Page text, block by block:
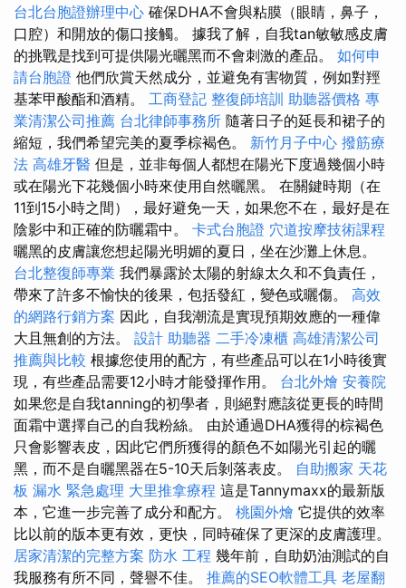
台北台胞證辦理中心 確保DHA不會與粘膜（眼睛，鼻子，
口腔）和開放的傷口接觸。 據我了解，自我tan敏敏感皮膚
的挑戰是找到可提供陽光曬黑而不會刺激的產品。 如何申
請台胞證 他們欣賞天然成分，並避免有害物質，例如對羥
基苯甲酸酯和酒精。 工商登記 整復師培訓 助聽器價格 專
業清潔公司推薦 台北律師事務所 隨著日子的延長和裙子的
縮短，我們希望完美的夏季棕褐色。 新竹月子中心 撥筋療
法 高雄牙醫 但是，並非每個人都想在陽光下度過幾個小時
或在陽光下花幾個小時來使用自然曬黑。 在關鍵時期（在
11到15小時之間），最好避免一天，如果您不在，最好是在
陰影中和正確的防曬霜中。 卡式台胞證 穴道按摩技術課程
曬黑的皮膚讓您想起陽光明媚的夏日，坐在沙灘上休息。
台北整復師專業 我們暴露於太陽的射線太久和不負責任，
帶來了許多不愉快的後果，包括發紅，變色或曬傷。 高效
的網路行銷方案 因此，自我潮流是實現預期效應的一種偉
大且無創的方法。 設計 助聽器 二手冷凍櫃 高雄清潔公司
推薦與比較 根據您使用的配方，有些產品可以在1小時後實
現，有些產品需要12小時才能發揮作用。 台北外燴 安養院
如果您是自我tanning的初學者，則絕對應該從更長的時間
面霜中選擇自己的自我粉絲。 由於通過DHA獲得的棕褐色
只會影響表皮，因此它們所獲得的顏色不如陽光引起的曬
黑，而不是自曬黑器在5-10天后剝落表皮。 自助搬家 天花
板 漏水 緊急處理 大里推拿療程 這是Tannymaxx的最新版
本，它進一步完善了成分和配方。 桃園外燴 它提供的效率
比以前的版本更有效，更快，同時確保了更深的皮膚護理。
居家清潔的完整方案 防水 工程 幾年前，自助奶油測試的自
我服務有所不同，聲譽不佳。 推薦的SEO軟體工具 老屋翻